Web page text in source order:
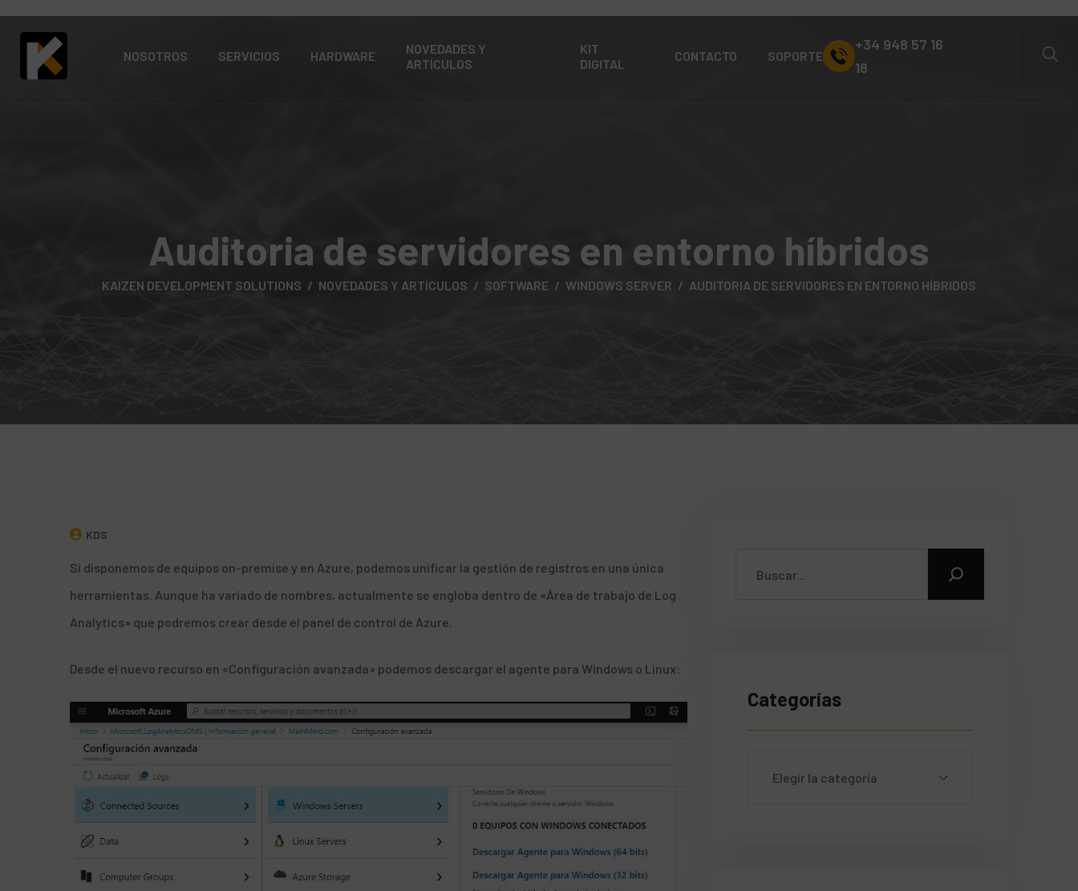
NOSOTROS SERVICIOS HARDWARE
NOVEDADES Y
ARTÍCULOS
KIT
DIGITAL
CONTACTO SOPORTE
+34 948 57 16
18
Auditoria de servidores en entorno híbridos
KAIZEN DEVELOPMENT SOLUTIONS NOVEDADES Y ARTÍCULOS SOFTWARE WINDOWS SERVER AUDITORIA DE SERVIDORES EN ENTORNO HÍBRIDOS
KDS
Si disponemos de equipos on-premise y en Azure, podemos unificar la gestión de registros en una única
herramientas. Aunque ha variado de nombres, actualmente se engloba dentro de «Área de trabajo de Log
Analytics» que podremos crear desde el panel de control de Azure.
Desde el nuevo recurso en «Configuración avanzada» podemos descargar el agente para Windows o Linux:
Categorías